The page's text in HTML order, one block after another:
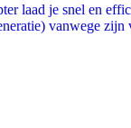
laad je snel en
vanwege